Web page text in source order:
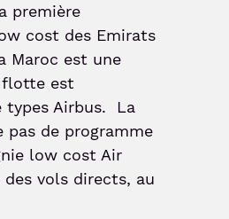
première
cost des Emirats
Maroc est une
flotte est
types Airbus. La
pas de programme
low cost Air
des vols directs, au